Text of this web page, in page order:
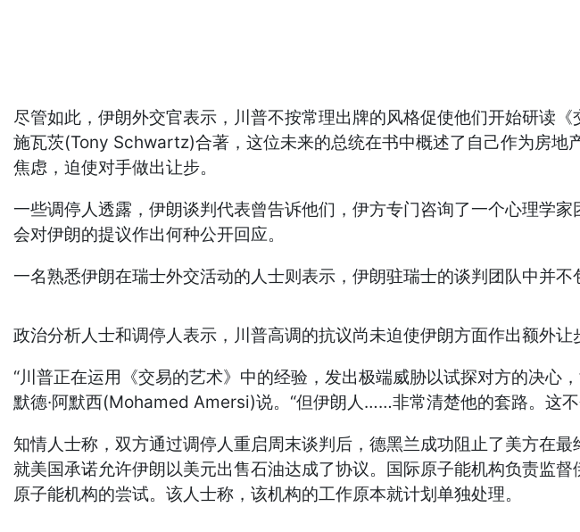
尽管如此，伊朗外交官表示，川普不按常理出牌的风格促使他们开始研读
施瓦茨(Tony Schwartz)合著，这位未来的总统在书中概述了自己作为房
焦虑，迫使对手做出让步。
一些调停人透露，伊朗谈判代表曾告诉他们，伊方专门咨询了一个心理学
会对伊朗的提议作出何种公开回应。
一名熟悉伊朗在瑞士外交活动的人士则表示，伊朗驻瑞士的谈判团队中并
政治分析人士和调停人表示，川普高调的抗议尚未迫使伊朗方面作出额外让
“川普正在运用《交易的艺术》中的经验，发出极端威胁以试探对方的决
默德·阿默西(Mohamed Amersi)说。“但伊朗人……非常清楚他的套路。这
知情人士称，双方通过调停人重启周末谈判后，德黑兰成功阻止了美方
就美国承诺允许伊朗以美元出售石油达成了协议。国际原子能机构负责监
原子能机构的尝试。该人士称，该机构的工作原本就计划单独处理。